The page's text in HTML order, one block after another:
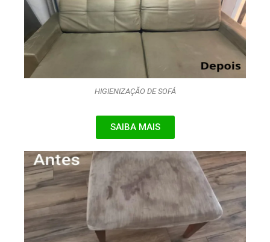
HIGIENIZAÇÃO DE SOFÁ
SAIBA MAIS